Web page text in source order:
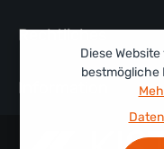
Rechtliches
Information
Diese
bestmögliche